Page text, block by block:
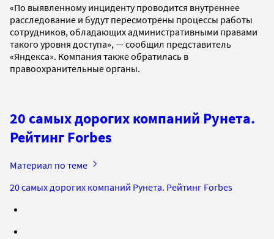
«По выявленному инциденту проводится внутреннее
расследование и будут пересмотрены процессы работы
сотрудников, обладающих административными правами
такого уровня доступа», — сообщил представитель
«Яндекса». Компания также обратилась в
правоохранительные органы.
20 самых дорогих компаний Рунета.
Рейтинг Forbes
Материал по теме
20 самых дорогих компаний Рунета. Рейтинг Forbes